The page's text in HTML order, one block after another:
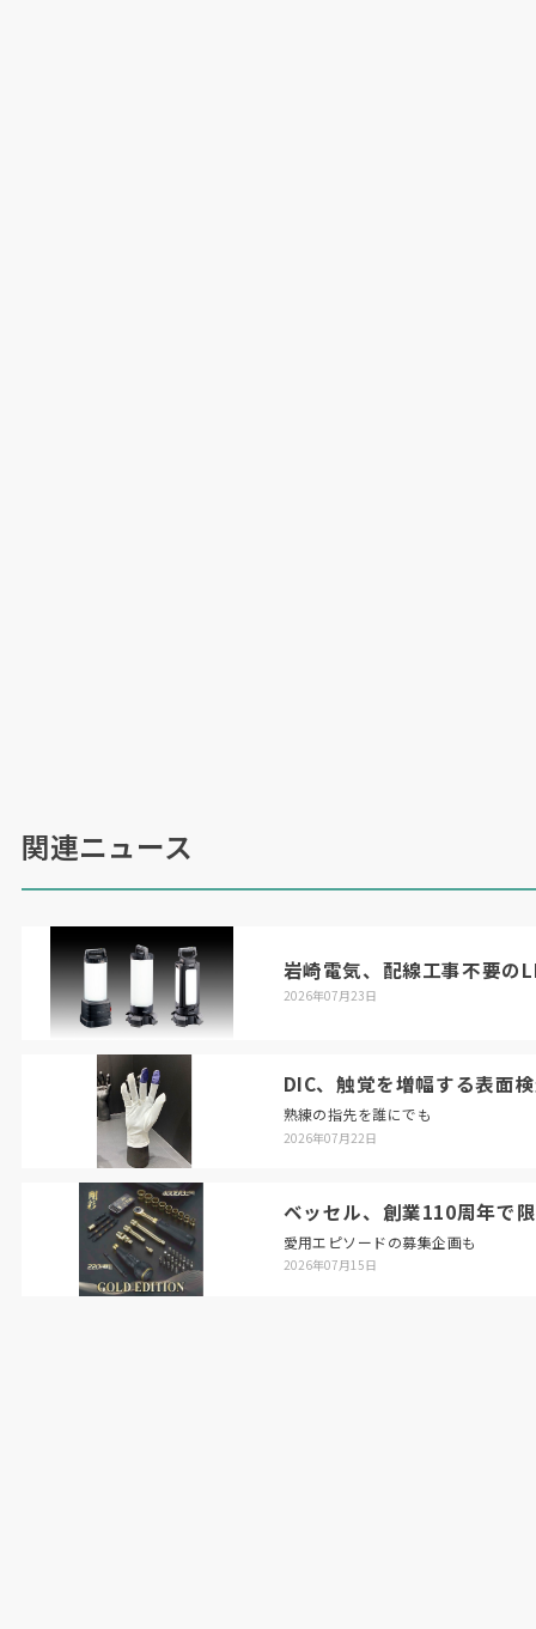
関連ニュース
岩崎電気、配線工事不要の
2026年07月23日
DIC、触覚を増幅する表面
熟練の指先を誰にでも
2026年07月22日
ベッセル、創業110周年で
愛用エピソードの募集企画も
2026年07月15日